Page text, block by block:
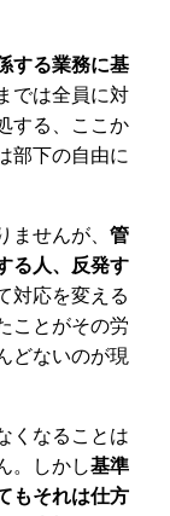
する業務に基
では全員に対
する、ここか
部下の自由に
ませんが、管
る人、反発す
対応を変える
ことがその労
どないのが現
くなることは
。しかし基準
もそれは仕方